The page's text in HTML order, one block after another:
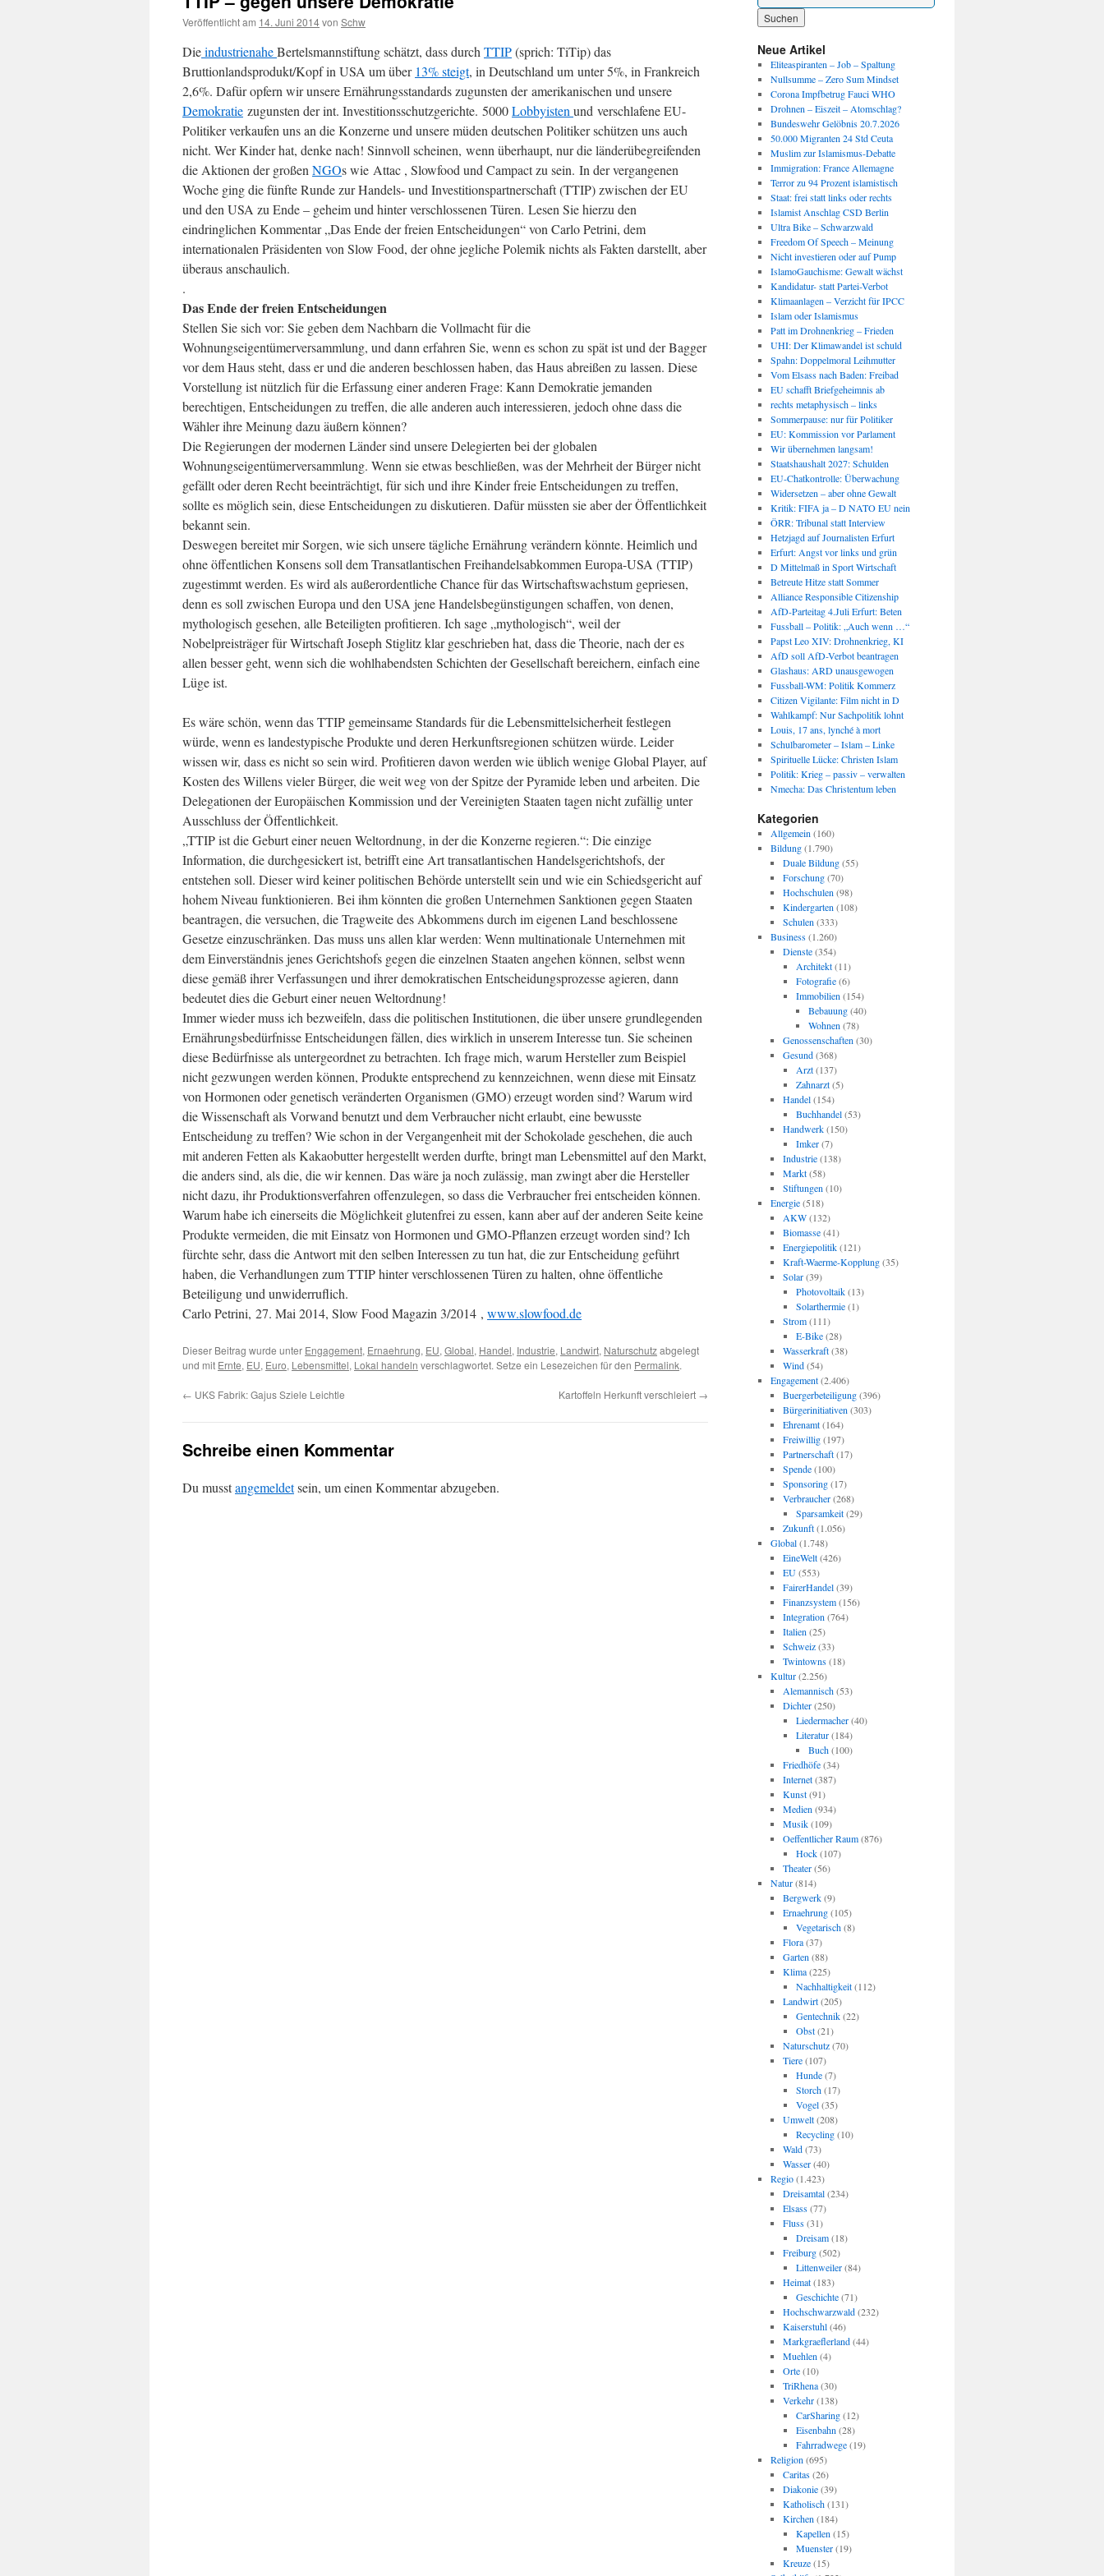
Veröffentlicht am 14. Juni 2014von Schw
DieindustrienaheBertelsmannstiftung schätzt, dass durch TTIP(sprich: TiTip) das
Bruttionlandsprodukt/Kopf in USA um über 13% steigt, in Deutschland um unter 5%, in Frankreich
2,6%. Dafür opfern wir unsere Ernährungsstandards zugunsten der amerikanischen und unsere
Demokratie zugunsten der int. Investitionsschutzgerichte. 5000Lobbyisten und verschlafene EU-
Politiker verkaufen uns an die Konzerne und unsere müden deutschen Politikerschützen uns auch
nicht. Wer Kinder hat, denke nach! Sinnvoll scheinen, wenn überhaupt, nur die länderübegreifenden
die Aktionen der großen NGOs wie Attac , Slowfood und Campact zu sein. In der vergangenen
Woche ging die fünfte Runde zur Handels- und Investitionspartnerschaft (TTIP) zwischen der EU
und den USA zu Ende – geheim und hinter verschlossenen Türen. Lesen Sie hierzu den
eindringlichen Kommentar „Das Ende der freien Entscheidungen“ von Carlo Petrini, dem
internationalen Präsidenten von Slow Food, der ohne jegliche Polemik nichts als Fakten darstellt, aber
überaus anschaulich.
.
Das Ende der freien Entscheidungen
Stellen Sie sich vor: Sie geben dem Nachbarn die Vollmacht für die
Wohnungseigentümerversammlung, und dann erfahren Sie, wenn es schon zu spät ist und der Bagger
vor dem Haus steht, dass er und die anderen beschlossen haben, das Haus abreißen zu lassen. Diese
Vorstellung ist nützlich für die Erfassung einer anderen Frage: Kann Demokratie jemanden
berechtigen, Entscheidungen zu treffen, die alle anderen auch interessieren, jedoch ohne dass die
Wähler ihre Meinung dazu äußern können?
Die Regierungen der modernen Länder sind unsere Delegierten bei der globalen
Wohnungseigentümerversammlung. Wenn sie etwas beschließen, was der Mehrheit der Bürger nicht
gefällt oder deren Recht beeinträchtigt, für sich und ihre Kinder freie Entscheidungen zu treffen,
sollte es möglich sein, diese Entscheidungen zu diskutieren. Dafür müssten sie aber der Öffentlichkeit
bekannt sein.
Deswegen bereitet mir Sorgen, wie sich unsere tägliche Ernährung verändern könnte. Heimlich und
ohne öffentlichen Konsens soll dem Transatlantischen Freihandelsabkommen Europa-USA (TTIP)
zugestimmt werden. Es wird als außerordentliche Chance für das Wirtschaftswachstum gepriesen,
denn es soll zwischen Europa und den USA jene Handelsbegünstigungen schaffen, von denen,
mythologisch gesehen, alle Beteiligten profitieren. Ich sage „mythologisch“, weil der
Nobelpreisträger für Wirtschaft Joseph Stiglitz klar geschrieben hat, dass die Theorie, nach der es
allen besser geht, wenn sich die wohlhabendsten Schichten der Gesellschaft bereichern, einfach eine
Lüge ist.
Es wäre schön, wenn das TTIP gemeinsame Standards für die Lebensmittelsicherheit festlegen
würde, wenn es landestypische Produkte und deren Herkunftsregionen schützen würde. Leider
wissen wir, dass es nicht so sein wird. Profitieren davon werden wie üblich wenige Global Player, auf
Kosten des Willens vieler Bürger, die weit weg von der Spitze der Pyramide leben und arbeiten. Die
Delegationen der Europäischen Kommission und der Vereinigten Staaten tagen nicht zufällig unter
Ausschluss der Öffentlichkeit.
„TTIP ist die Geburt einer neuen Weltordnung, in der die Konzerne regieren.“: Die einzige
Information, die durchgesickert ist, betrifft eine Art transatlantischen Handelsgerichtshofs, der
entstehen soll. Dieser wird keiner politischen Behörde unterstellt sein und wie ein Schiedsgericht auf
hohem Niveau funktionieren. Bei ihm könnten die großen Unternehmen Sanktionen gegen Staaten
beantragen, die versuchen, die Tragweite des Abkommens durch im eigenen Land beschlossene
Gesetze einzuschränken. Das muss uns allen klar werden: Wenn multinationale Unternehmen mit
dem Einverständnis jenes Gerichtshofs gegen die einzelnen Staaten angehen können, selbst wenn
diese gemäß ihrer Verfassungen und ihrer demokratischen Entscheidungsprozesse agieren, dann
bedeutet dies die Geburt einer neuen Weltordnung!
Immer wieder muss ich bezweifeln, dass die politischen Institutionen, die über unsere grundlegenden
Ernährungsbedürfnisse Entscheidungen fällen, dies wirklich in unserem Interesse tun. Sie scheinen
diese Bedürfnisse als untergeordnet zu betrachten. Ich frage mich, warum Hersteller zum Beispiel
nicht gezwungen werden können, Produkte entsprechend zu kennzeichnen, wenn diese mit Einsatz
von Hormonen oder genetisch veränderten Organismen (GMO) erzeugt worden sind? Warum wird
die Wissenschaft als Vorwand benutzt und dem Verbraucher nicht erlaubt, eine bewusste
Entscheidung zu treffen? Wie schon in der Vergangenheit mit der Schokolade geschehen, die auch
mit anderen Fetten als Kakaobutter hergestellt werden durfte, bringt man Lebensmittel auf den Markt,
die anders sind, als die, die wir kennen. Das wäre ja noch zulässig, man zwingt aber die Hersteller
nicht dazu, ihr Produktionsverfahren offenzulegen, so dass die Verbraucher frei entscheiden können.
Warum habe ich einerseits die Möglichkeit glutenfrei zu essen, kann aber auf der anderen Seite keine
Produkte vermeiden, die mit Einsatz von Hormonen und GMO-Pflanzen erzeugt worden sind? Ich
fürchte sehr, dass die Antwort mit den selben Interessen zu tun hat, die zur Entscheidung geführt
haben, die Verhandlungen zum TTIP hinter verschlossenen Türen zu halten, ohne öffentliche
Beteiligung und unwiderruflich.
Carlo Petrini, 27. Mai 2014, Slow Food Magazin 3/2014 , www.slowfood.de
Dieser Beitrag wurde unter Engagement, Ernaehrung, EU, Global, Handel, Industrie, Landwirt, Naturschutzabgelegt
und mit Ernte, EU, Euro, Lebensmittel, Lokal handeln verschlagwortet. Setze ein Lesezeichen für den Permalink.
← UKS Fabrik: Gajus Sziele Leichtle Kartoffeln Herkunft verschleiert →
Schreibe einen Kommentar
Du musstangemeldetsein, um einen Kommentar abzugeben.
Neue Artikel
Eliteaspiranten – Job – Spaltung
Nullsumme – Zero Sum Mindset
Corona Impfbetrug Fauci WHO
Drohnen – Eiszeit – Atomschlag?
Bundeswehr Gelöbnis 20.7.2026
50.000 Migranten 24 Std Ceuta
Muslim zur Islamismus-Debatte
Immigration: France Allemagne
Terror zu 94 Prozent islamistisch
Staat: frei statt links oder rechts
Islamist Anschlag CSD Berlin
Ultra Bike – Schwarzwald
Freedom Of Speech – Meinung
Nicht investieren oder auf Pump
IslamoGauchisme: Gewalt wächst
Kandidatur- statt Partei-Verbot
Klimaanlagen – Verzicht für IPCC
Islam oder Islamismus
Patt im Drohnenkrieg – Frieden
UHI: Der Klimawandel ist schuld
Spahn: Doppelmoral Leihmutter
Vom Elsass nach Baden: Freibad
EU schafft Briefgeheimnis ab
rechts metaphysisch – links
Sommerpause: nur für Politiker
EU: Kommission vor Parlament
Wir übernehmen langsam!
Staatshaushalt 2027: Schulden
EU-Chatkontrolle: Überwachung
Widersetzen – aber ohne Gewalt
Kritik: FIFA ja – D NATO EU nein
ÖRR: Tribunal statt Interview
Hetzjagd auf Journalisten Erfurt
Erfurt: Angst vor links und grün
D Mittelmaß in Sport Wirtschaft
Betreute Hitze statt Sommer
Alliance Responsible Citizenship
AfD-Parteitag 4.Juli Erfurt: Beten
Fussball – Politik: „Auch wenn …“
Papst Leo XIV: Drohnenkrieg, KI
AfD soll AfD-Verbot beantragen
Glashaus: ARD unausgewogen
Fussball-WM: Politik Kommerz
Citizen Vigilante: Film nicht in D
Wahlkampf: Nur Sachpolitik lohnt
Louis, 17 ans, lynché à mort
Schulbarometer – Islam – Linke
Spirituelle Lücke: Christen Islam
Politik: Krieg – passiv – verwalten
Nmecha: Das Christentum leben
Kategorien
Allgemein (160)
Bildung(1.790)
Duale Bildung(55)
Forschung(70)
Hochschulen (98)
Kindergarten (108)
Schulen (333)
Business(1.260)
Dienste(354)
Architekt(11)
Fotografie(6)
Immobilien (154)
Bebauung(40)
Wohnen (78)
Genossenschaften (30)
Gesund(368)
Arzt(137)
Zahnarzt(5)
Handel(154)
Buchhandel(53)
Handwerk(150)
Imker(7)
Industrie(138)
Markt(58)
Stiftungen (10)
Energie(518)
AKW(132)
Biomasse(41)
Energiepolitik(121)
Kraft-Waerme-Kopplung(35)
Solar(39)
Photovoltaik(13)
Solarthermie(1)
Strom(111)
E-Bike(28)
Wasserkraft(38)
Wind(54)
Engagement(2.406)
Buergerbeteiligung(396)
Bürgerinitiativen (303)
Ehrenamt(164)
Freiwillig(197)
Partnerschaft(17)
Spende(100)
Sponsoring(17)
Verbraucher(268)
Sparsamkeit(29)
Zukunft(1.056)
Global(1.748)
EineWelt(426)
EU(553)
FairerHandel(39)
Finanzsystem(156)
Integration (764)
Italien (25)
Schweiz(33)
Twintowns(18)
Kultur(2.256)
Alemannisch(53)
Dichter(250)
Liedermacher(40)
Literatur(184)
Buch(100)
Friedhöfe(34)
Internet(387)
Kunst(91)
Medien (934)
Musik(109)
Oeffentlicher Raum(876)
Hock(107)
Theater(56)
Natur(814)
Bergwerk(9)
Ernaehrung(105)
Vegetarisch(8)
Flora(37)
Garten (88)
Klima(225)
Nachhaltigkeit(112)
Landwirt(205)
Gentechnik(22)
Obst(21)
Naturschutz(70)
Tiere(107)
Hunde(7)
Storch(17)
Vogel(35)
Umwelt(208)
Recycling(10)
Wald(73)
Wasser(40)
Regio(1.423)
Dreisamtal(234)
Elsass(77)
Fluss(31)
Dreisam(18)
Freiburg(502)
Littenweiler(84)
Heimat(183)
Geschichte(71)
Hochschwarzwald(232)
Kaiserstuhl(46)
Markgraeflerland(44)
Muehlen (4)
Orte(10)
TriRhena(30)
Verkehr(138)
CarSharing(12)
Eisenbahn (28)
Fahrradwege(19)
Religion (695)
Caritas(26)
Diakonie(39)
Katholisch(131)
Kirchen (184)
Kapellen (15)
Muenster(19)
Kreuze(15)